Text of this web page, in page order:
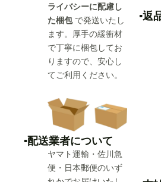
ライバシーに配慮し
た梱包で発送いたし
ます。厚手の緩衝材
で丁寧に梱包してお
りますので、安心し
てご利用ください。
▪️配送業者について
ヤマト運輸・佐川急
便・日本郵便のいず
▪️返